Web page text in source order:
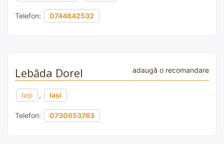
Telefon: 0744642532
Lebăda Dorel adaugă o recomandare
Iași , Iași
Telefon: 0730653763